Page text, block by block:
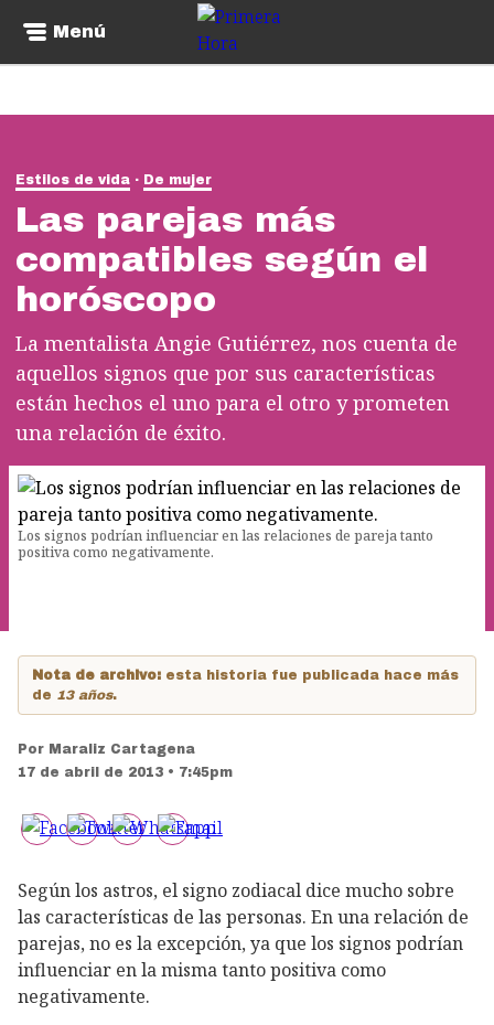
Menú
Estilos de vida De mujer
Las parejas más
compatibles según el
horóscopo
La mentalista Angie Gutiérrez, nos cuenta de
aquellos signos que por sus características
están hechos el uno para el otro y prometen
una relación de éxito.
Los signos podrían influenciar en las relaciones de pareja tanto
positiva como negativamente.
Nota de archivo: esta historia fue publicada hace más
de 13 años.
Por Maraliz Cartagena
17 de abril de 2013 • 7:45pm
Según los astros, el signo zodiacal dice mucho sobre
las características de las personas. En una relación de
parejas, no es la excepción, ya que los signos podrían
influenciar en la misma tanto positiva como
negativamente.